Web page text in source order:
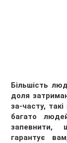
Більшість
доля
за-часту,
багато
запевнити,
гарантує